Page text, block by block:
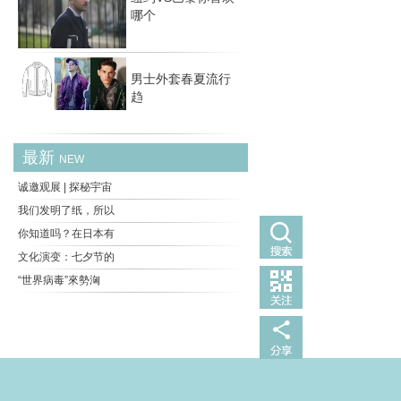
哪个
男士外套春夏流行
趋
最新 NEW
诚邀观展 | 探秘宇宙
我们发明了纸，所以
你知道吗？在日本有
文化演变：七夕节的
“世界病毒”來勢洶